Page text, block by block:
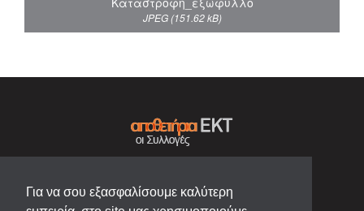
Για να σου εξασφαλίσουμε καλύτερη
JPEG (151.62 kB)